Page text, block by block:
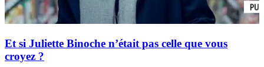
Et si Juliette Binoche n’était pas celle que vous
croyez ?